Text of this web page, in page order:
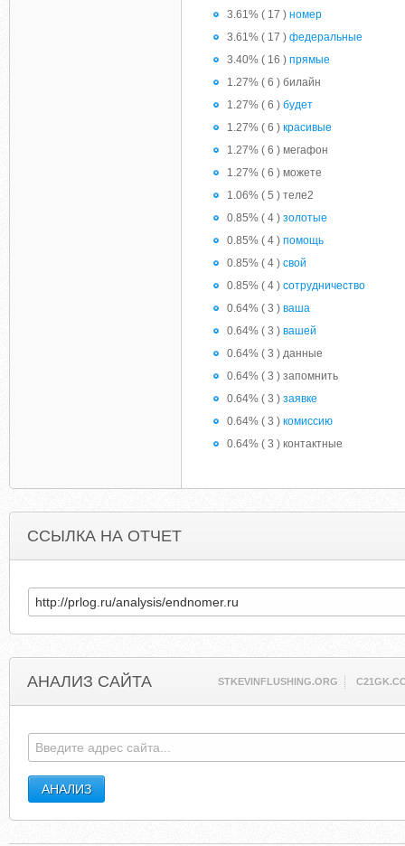
3.61% ( 17 ) номер
3.61% ( 17 ) федеральные
3.40% ( 16 ) прямые
1.27% ( 6 ) билайн
1.27% ( 6 ) будет
1.27% ( 6 ) красивые
1.27% ( 6 ) мегафон
1.27% ( 6 ) можете
1.06% ( 5 ) теле2
0.85% ( 4 ) золотые
0.85% ( 4 ) помощь
0.85% ( 4 ) свой
0.85% ( 4 ) сотрудничество
0.64% ( 3 ) ваша
0.64% ( 3 ) вашей
0.64% ( 3 ) данные
0.64% ( 3 ) запомнить
0.64% ( 3 ) заявке
0.64% ( 3 ) комиссию
0.64% ( 3 ) контактные
ССЫЛКА НА ОТЧЕТ
АНАЛИЗ САЙТА STKEVINFLUSHING.ORG